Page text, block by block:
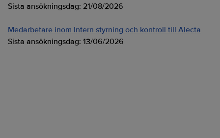
Sista ansökningsdag: 21/08/2026
Medarbetare inom Intern styrning och kontroll till Alecta
Sista ansökningsdag: 13/06/2026